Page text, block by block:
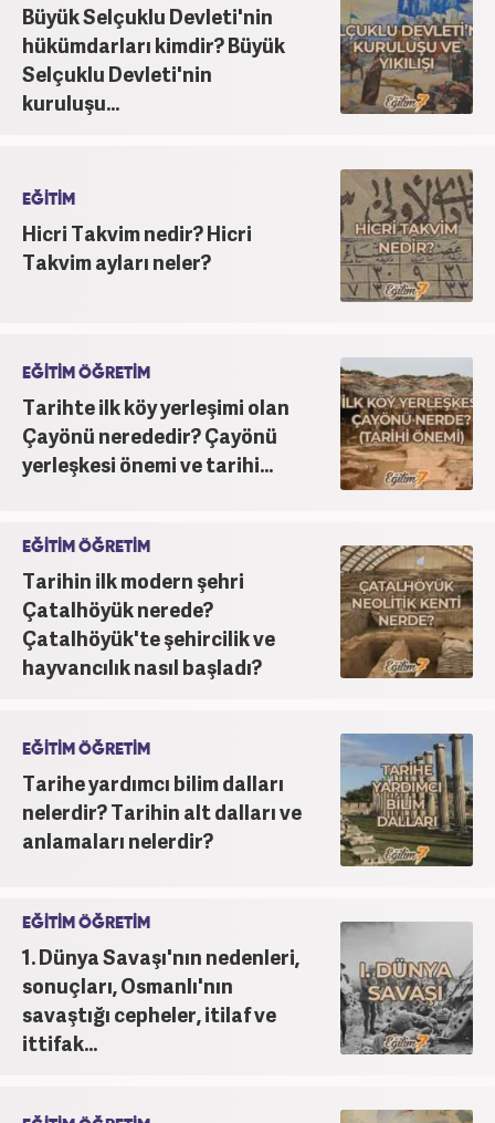
Büyük Selçuklu Devleti'nin
hükümdarları kimdir? Büyük
Selçuklu Devleti'nin
kuruluşu...
EĞİTİM
Hicri Takvim nedir? Hicri
Takvim ayları neler?
EĞİTİM ÖĞRETİM
Tarihte ilk köy yerleşimi olan
Çayönü nerededir? Çayönü
yerleşkesi önemi ve tarihi...
EĞİTİM ÖĞRETİM
Tarihin ilk modern şehri
Çatalhöyük nerede?
Çatalhöyük'te şehircilik ve
hayvancılık nasıl başladı?
EĞİTİM ÖĞRETİM
Tarihe yardımcı bilim dalları
nelerdir? Tarihin alt dalları ve
anlamaları nelerdir?
EĞİTİM ÖĞRETİM
1. Dünya Savaşı'nın nedenleri,
sonuçları, Osmanlı'nın
savaştığı cepheler, itilaf ve
ittifak...